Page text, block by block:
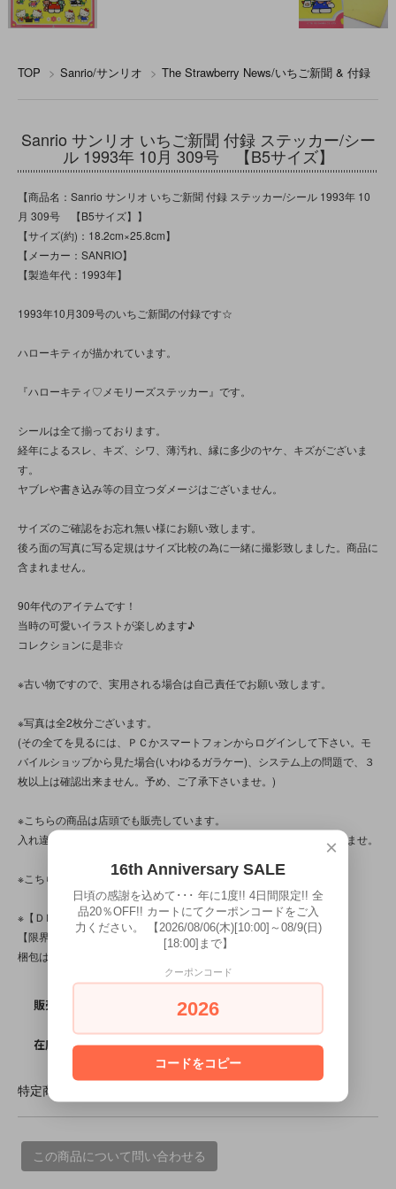
TOP > Sanrio/サンリオ > The Strawberry News/いちご新聞 & 付録
Sanrio サンリオ いちご新聞 付録 ステッカー/シー
ル 1993年 10月 309号 【B5サイズ】
【商品名：Sanrio サンリオ いちご新聞 付録 ステッカー/シール 1993年 10
月 309号 【B5サイズ】】
【サイズ(約)：18.2cm×25.8cm】
【メーカー：SANRIO】
【製造年代：1993年】
1993年10月309号のいちご新聞の付録です☆
ハローキティが描かれています。
『ハローキティ♡メモリーズステッカー』です。
シールは全て揃っております。
経年によるスレ、キズ、シワ、薄汚れ、縁に多少のヤケ、キズがございま
す。
ヤブレや書き込み等の目立つダメージはございません。
サイズのご確認をお忘れ無い様にお願い致します。
後ろ面の写真に写る定規はサイズ比較の為に一緒に撮影致しました。商品に
含まれません。
90年代のアイテムです！
当時の可愛いイラストが楽しめます♪
コレクションに是非☆
※古い物ですので、実用される場合は自己責任でお願い致します。
※写真は全2枚分ございます。
(その全てを見るには、ＰＣかスマートフォンからログインして下さい。モ
バイルショップから見た場合(いわゆるガラケー)、システム上の問題で、３
枚以上は確認出来ません。予め、ご了承下さいませ。)
※こちらの商品は店頭でも販売しています。
入れ違いで完売してしまう場合がございます。その際はご容赦下さいませ。
※こちらの商品は、中古・ヴィンテージ品です。
※【ＤＭ便対応商品】です。
【限界個数】は【10点】･【送料】は130円です。
梱包は、茶封筒＋台紙＋透明袋(※透明袋は１枚毎)です。
販売価格 SOLD OUT
在庫数 0
特定商取引法に基づく表記 (返品など)
この商品について問い合わせる
×
16th Anniversary SALE
日頃の感謝を込めて･･･ 年に1度!! 4日間限定!! 全
品20％OFF!! カートにてクーポンコードをご入
力ください。 【2026/08/06(木)[10:00]～08/9(日)
[18:00]まで】
クーポンコード
2026
コードをコピー